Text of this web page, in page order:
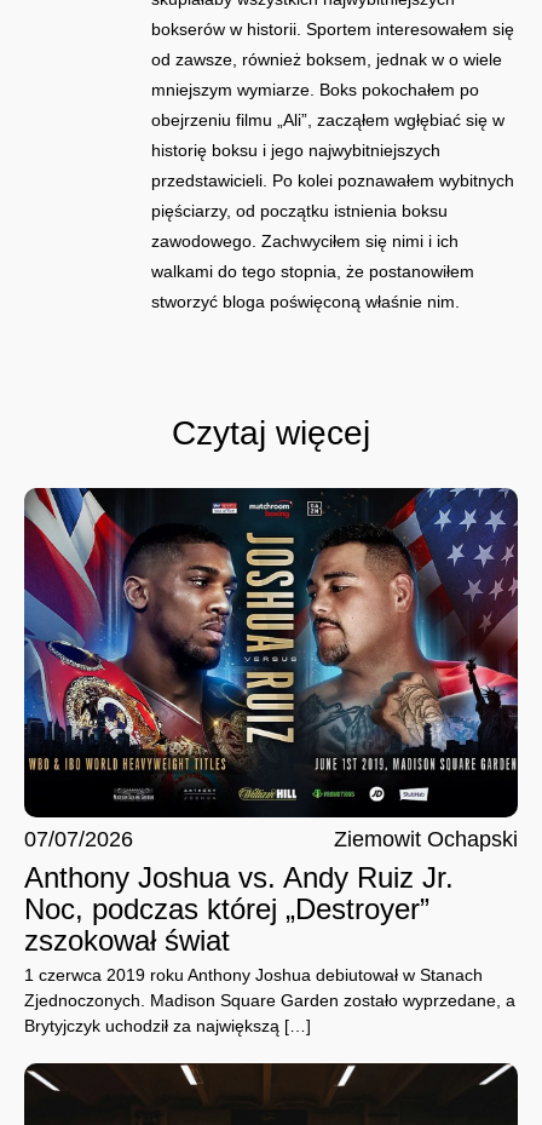
bokserów w historii. Sportem interesowałem się
od zawsze, również boksem, jednak w o wiele
mniejszym wymiarze. Boks pokochałem po
obejrzeniu filmu „Ali”, zacząłem wgłębiać się w
historię boksu i jego najwybitniejszych
przedstawicieli. Po kolei poznawałem wybitnych
pięściarzy, od początku istnienia boksu
zawodowego. Zachwyciłem się nimi i ich
walkami do tego stopnia, że postanowiłem
stworzyć bloga poświęconą właśnie nim.
Czytaj więcej
07/07/2026 Ziemowit Ochapski
Anthony Joshua vs. Andy Ruiz Jr.
Noc, podczas której „Destroyer”
zszokował świat
1 czerwca 2019 roku Anthony Joshua debiutował w Stanach
Zjednoczonych. Madison Square Garden zostało wyprzedane, a
Brytyjczyk uchodził za największą […]